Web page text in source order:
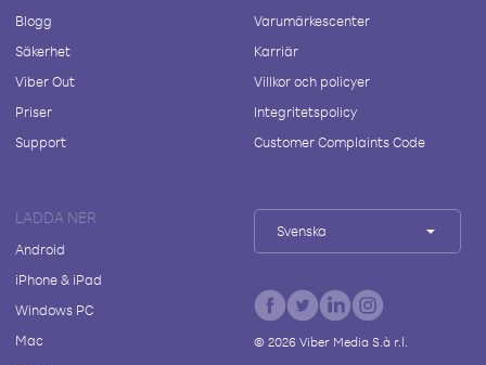
Blogg
Säkerhet
Viber Out
Priser
Support
Varumärkescenter
Karriär
Villkor och policyer
Integritetspolicy
Customer Complaints Code
LADDA NER
Android
iPhone & iPad
Windows PC
Mac
Svenska
© 2026Viber Media S.à r.l.